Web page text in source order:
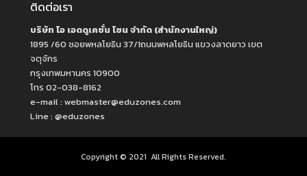
ติดต่อเรา
บริษัท ไอ เอดดูเคชั่น โซน จำกัด (สำนักงานใหญ่)
1895 /60 ซอยพหลโยธิน 37/1ถนนพหลโยธิน แขวงลาดยาว เขต
จตุจักร
กรุงเทพมหานคร 10900
โทร 02-038-8162
e-mail : webmaster@eduzones.com
Line : @eduzones
Copyright © 2021 All Rights Reserved.